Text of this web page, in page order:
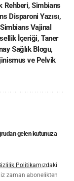
Rehberi,Simbians
Disparoni Yazısı,
Simbians Vajinal
İçeriği, Taner
Sağlık Blogu,
ve Pelvik
gelen kutunuza
Politikamızdaki
zaman abonelikten